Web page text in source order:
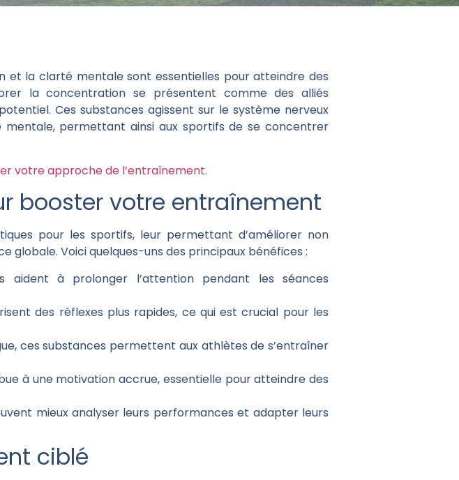
et la clarté mentale sont essentielles pour atteindre des
la concentration se présentent comme des alliés
Ces substances agissent sur le système nerveux
permettant ainsi aux sportifs de se concentrer
votre approche de l’entraînement.
booster votre entraînement
pour les sportifs, leur permettant d’améliorer non
Voici quelques-uns des principaux bénéfices :
aident à prolonger l’attention pendant les séances
des réflexes plus rapides, ce qui est crucial pour les
ces substances permettent aux athlètes de s’entraîner
à une motivation accrue, essentielle pour atteindre des
mieux analyser leurs performances et adapter leurs
ciblé